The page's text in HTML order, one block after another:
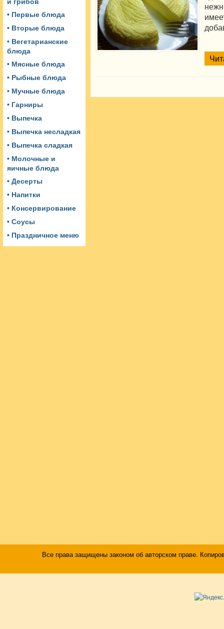
и грибов
• Первые блюда
• Вторые блюда
• Вегетарианские
блюда
• Мясные блюда
• Рыбные блюда
• Мучные блюда
• Гарниры
• Выпечка
• Выпечка несладкая
• Выпечка сладкая
• Молочные и
яичные блюда
• Десерты
• Напитки
• Консервирование
• Соусы
• Праздничное меню
Все права защищены законом об авторском праве.